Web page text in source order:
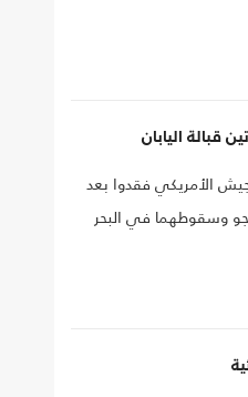
الأمريكي فقدوا بعد
وسقوطهما في البحر
بالوقود.